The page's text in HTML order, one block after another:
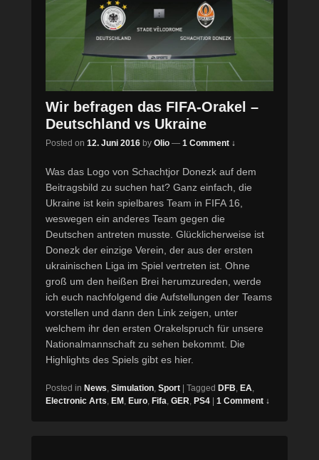
Wir befragen das FIFA-Orakel –
Deutschland vs Ukraine
Posted on 12. Juni 2016 by Olio — 1 Comment ↓
Was das Logo von Schachtjor Donezk auf dem
Beitragsbild zu suchen hat? Ganz einfach, die
Ukraine ist kein spielbares Team in FIFA 16,
weswegen ein anderes Team gegen die
Deutschen antreten musste. Glücklicherweise ist
Donezk der einzige Verein, der aus der ersten
ukrainischen Liga im Spiel vertreten ist. Ohne
groß um den heißen Brei herumzureden, werde
ich euch nachfolgend die Aufstellungen der Teams
vorstellen und dann den Link zeigen, unter
welchem ihr den ersten Orakelspruch für unsere
Nationalmannschaft zu sehen bekommt. Die
Highlights des Spiels gibt es hier.
Posted in News, Simulation, Sport Tagged DFB, EA,
Electronic Arts, EM , Euro, Fifa, GER, PS4 1 Comment ↓